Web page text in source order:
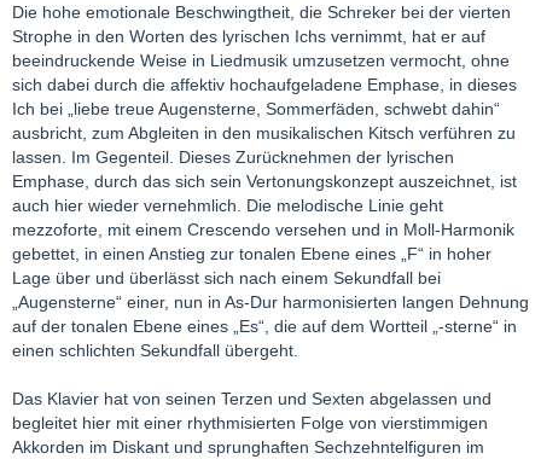
Die hohe emotionale Beschwingtheit, die Schreker bei der vierten
Strophe in den Worten des lyrischen Ichs vernimmt, hat er auf
beeindruckende Weise in Liedmusik umzusetzen vermocht, ohne
sich dabei durch die affektiv hochaufgeladene Emphase, in dieses
Ich bei „liebe treue Augensterne, Sommerfäden, schwebt dahin“
ausbricht, zum Abgleiten in den musikalischen Kitsch verführen zu
lassen. Im Gegenteil. Dieses Zurücknehmen der lyrischen
Emphase, durch das sich sein Vertonungskonzept auszeichnet, ist
auch hier wieder vernehmlich. Die melodische Linie geht
mezzoforte, mit einem Crescendo versehen und in Moll-Harmonik
gebettet, in einen Anstieg zur tonalen Ebene eines „F“ in hoher
Lage über und überlässt sich nach einem Sekundfall bei
„Augensterne“ einer, nun in As-Dur harmonisierten langen Dehnung
auf der tonalen Ebene eines „Es“, die auf dem Wortteil „-sterne“ in
einen schlichten Sekundfall übergeht.
Das Klavier hat von seinen Terzen und Sexten abgelassen und
begleitet hier mit einer rhythmisierten Folge von vierstimmigen
Akkorden im Diskant und sprunghaften Sechzehntelfiguren im